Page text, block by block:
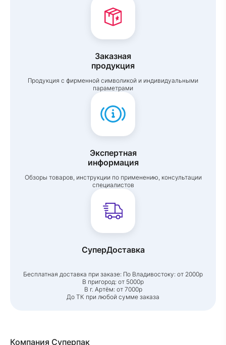
Заказная
продукция
Продукция с фирменной символикой и индивидуальными
параметрами
Экспертная
информация
Обзоры товаров, инструкции по применению, консультации
специалистов
СуперДоставка
Бесплатная доставка при заказе: По Владивостоку: от 2000р
В пригород: от 5000р
В г. Артём: от 7000р
До ТК при любой сумме заказа
Компания Суперпак